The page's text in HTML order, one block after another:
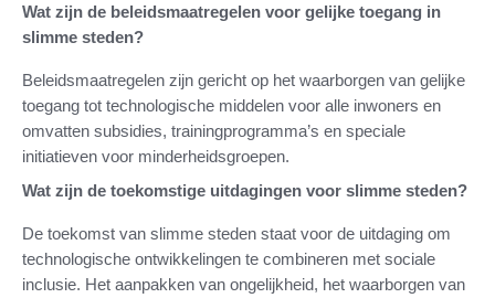
Wat zijn de beleidsmaatregelen voor gelijke toegang in
slimme steden?
Beleidsmaatregelen zijn gericht op het waarborgen van gelijke
toegang tot technologische middelen voor alle inwoners en
omvatten subsidies, trainingprogramma’s en speciale
initiatieven voor minderheidsgroepen.
Wat zijn de toekomstige uitdagingen voor slimme steden?
De toekomst van slimme steden staat voor de uitdaging om
technologische ontwikkelingen te combineren met sociale
inclusie. Het aanpakken van ongelijkheid, het waarborgen van